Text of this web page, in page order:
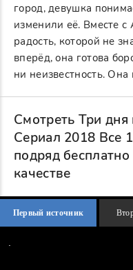
город, девушка
изменили её. Вместе с
радость, которой не
вперёд, она готова
ни неизвестность. Она
Смотреть Три
Сериал 2018 Все
подряд
качестве
Первый источник